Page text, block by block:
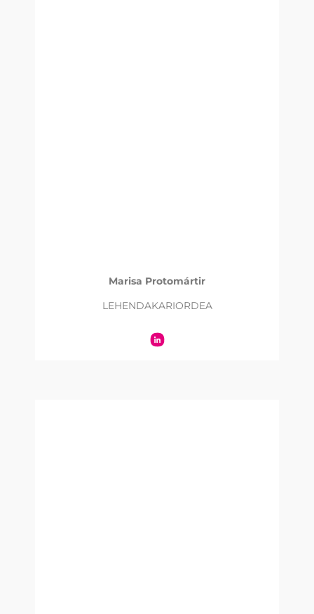
Marisa Protomártir
LEHENDAKARIORDEA